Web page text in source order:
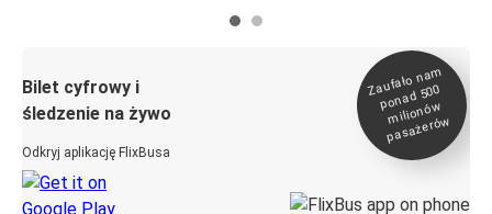
Bilet cyfrowy i
śledzenie na żywo
Odkryj aplikację FlixBusa
Zaufało na
m
ponad 500
milionó
w
pasażeró
w